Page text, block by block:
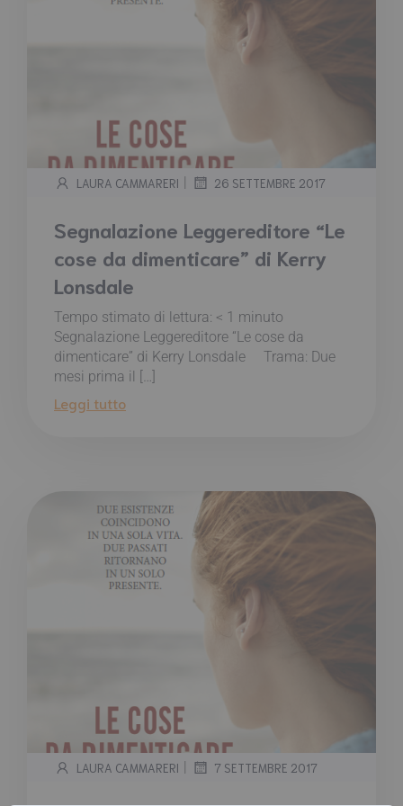
LAURA CAMMARERI | 26 SETTEMBRE 2017
Segnalazione Leggereditore “Le
cose da dimenticare” di Kerry
Lonsdale
Tempo stimato di lettura: < 1 minuto
Segnalazione Leggereditore “Le cose da
dimenticare” di Kerry Lonsdale Trama: Due
mesi prima il […]
Leggi tutto
LAURA CAMMARERI | 7 SETTEMBRE 2017